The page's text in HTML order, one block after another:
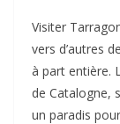
Visiter
vers d’autres
à part entière.
de Catalogne,
un paradis